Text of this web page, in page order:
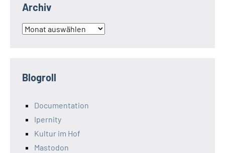
Archiv
Archiv
Blogroll
Documentation
Ipernity
Kultur im Hof
Mastodon